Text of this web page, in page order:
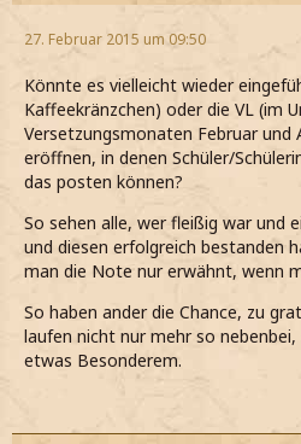
27. Februar 2015 um 09:50
Könnte es vielleicht wieder
Kaffeekränzchen) oder die VL (im
Versetzungsmonaten Februar und
eröffnen, in denen Schüler/
das posten können?
So sehen alle, wer fleißig war und
und diesen erfolgreich bestanden
man die Note nur erwähnt, wenn
So haben ander die Chance, zu
laufen nicht nur mehr so
etwas Besonderem.